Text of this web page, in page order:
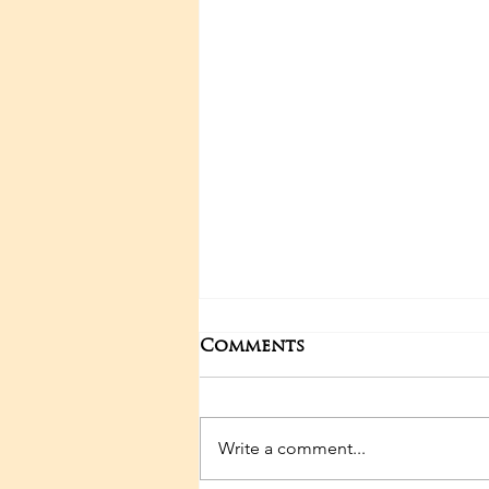
Comments
Write a comment...